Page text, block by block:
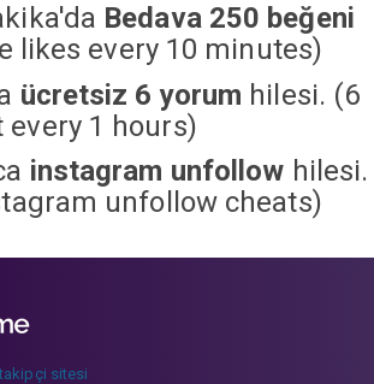
Bedava 250 beğeni
likes every 10 minutes)
ücretsiz 6 yorum hilesi. (6
1 hours)
instagram unfollow hilesi.
unfollow cheats)
sitesi